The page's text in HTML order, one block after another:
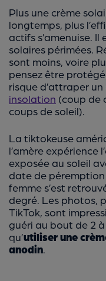
Plus une crème
longtemps, plus
actifs s’amenuise.
solaires périmées.
sont moins, voire
pensez être
risque d’attraper
insolation (coup de
coups de soleil).
La tiktokeuse
l’amère expérience
exposée au soleil
date de
femme s’est
degré. Les photos,
TikTok, sont
guéri au bout de 2
qu’utiliser une
anodin